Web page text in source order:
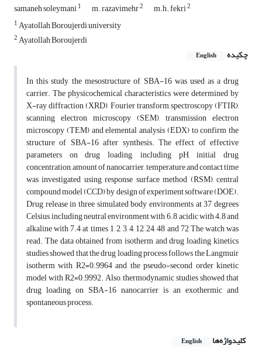
samaneh soleymani1 m. razavimehr2 m.h. fekri2
1Ayatollah Boroujerdi university
2Ayatollah Boroujerdi
چکیده
English
In this study, the mesostructure of SBA-16 was used as a drug
carrier. The physicochemical characteristics were determined by
X-ray diffraction (XRD), Fourier transform spectroscopy (FTIR),
scanning electron microscopy (SEM), transmission electron
microscopy (TEM) and elemental analysis (EDX) to confirm the
structure of SBA-16 after synthesis. The effect of effective
parameters on drug loading, including pH, initial drug
concentration, amount of nanocarrier, temperature and contact time
was investigated using response surface method (RSM), central
compound model (CCD) by design of experiment software (DOE).
Drug release in three simulated body environments at 37 degrees
Celsius, including neutral environment with 6.8, acidic with 4.8 and
alkaline with 7.4 at times 1, 2, 3, 4, 12, 24, 48 and 72 The watch was
read. The data obtained from isotherm and drug loading kinetics
studies showed that the drug loading process follows the Langmuir
isotherm with R2=0.9964 and the pseudo-second order kinetic
model with R2=0.9992. Also, thermodynamic studies showed that
drug loading on SBA-16 nanocarrier is an exothermic and
spontaneous process.
کلیدواژه‌ها English